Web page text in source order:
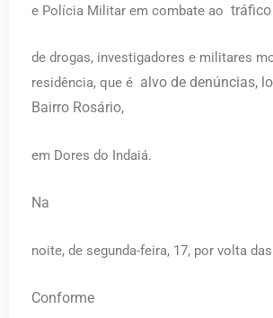
e Polícia Militar em combate ao tráfico
de drogas, investigadores e militares
residência, que é alvo de denúncias,
Bairro Rosário,
em Dores do Indaiá.
Na
noite, de segunda-feira, 17, por volta
Conforme